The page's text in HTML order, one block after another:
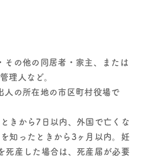
その他の同居者・家主、または
理人など。
人の所在地の市区町村役場で
きから7日以内、外国で亡くな
知ったときから3ヶ月以内。妊
死産した場合は、死産届が必要